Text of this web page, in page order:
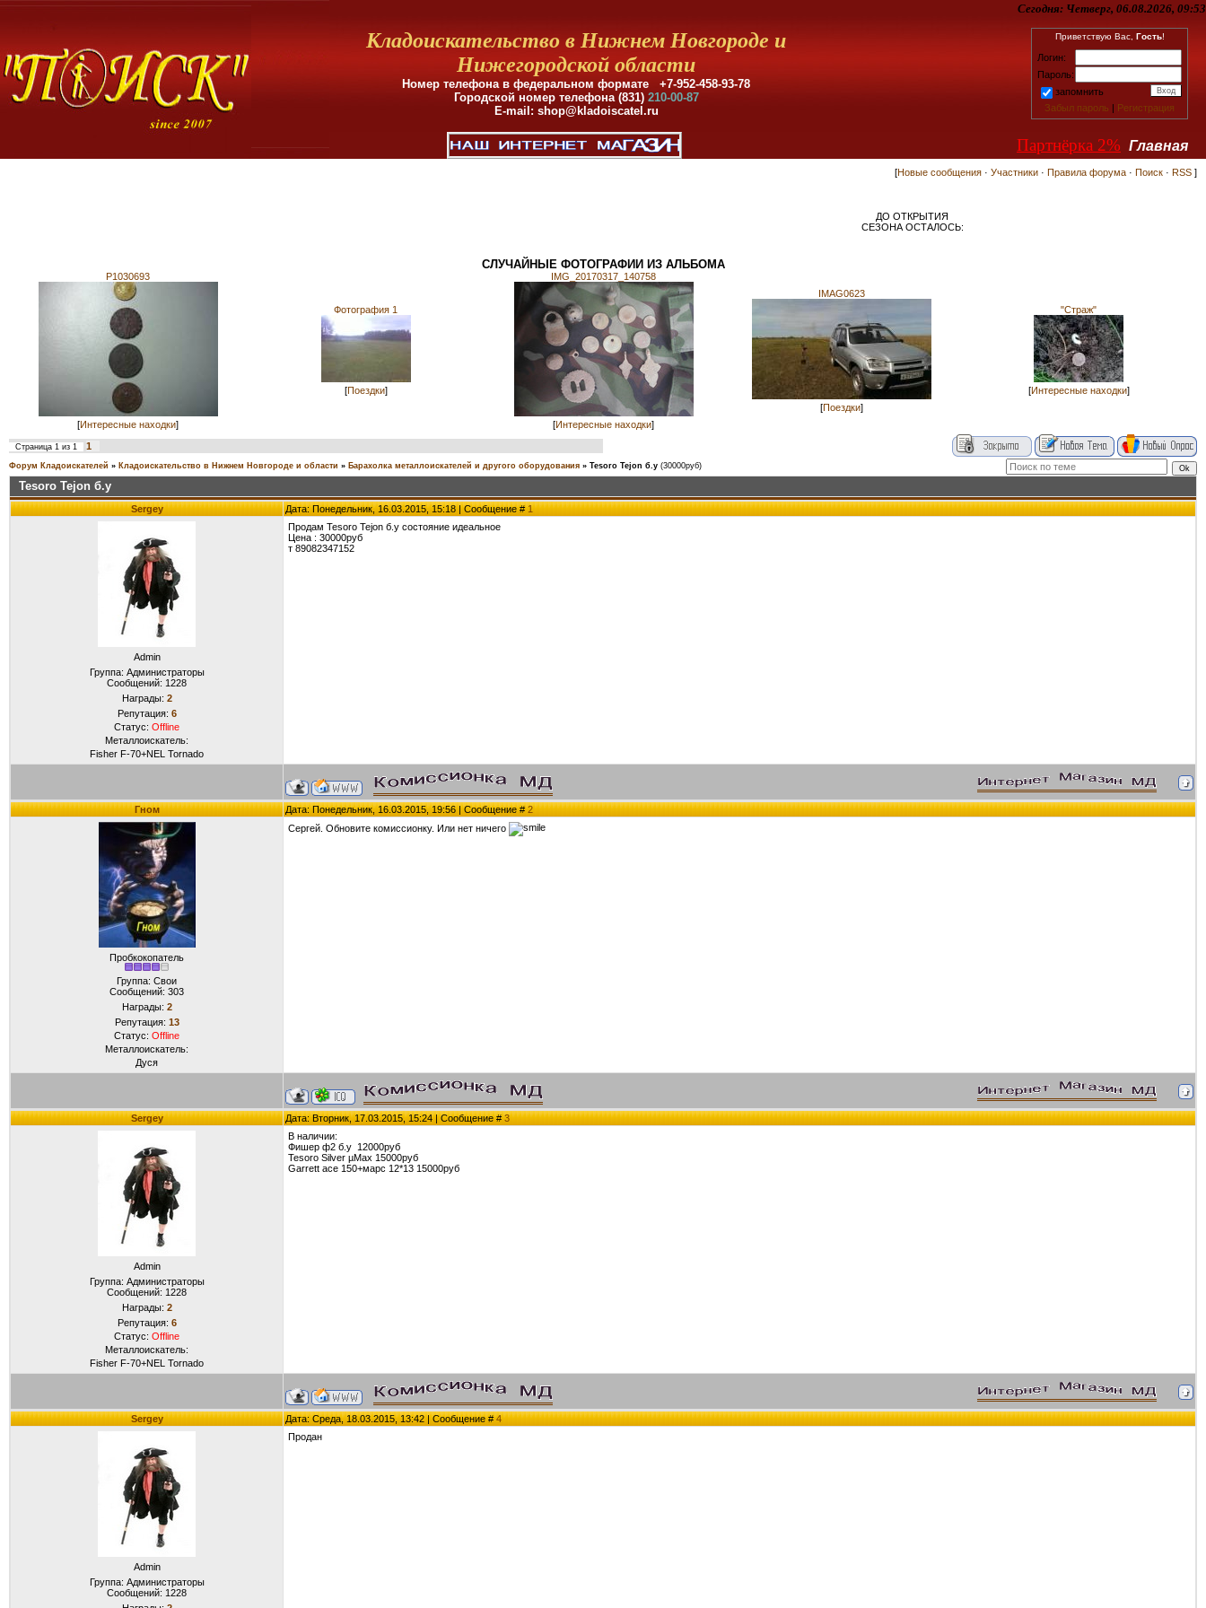
Сегодня: Четверг, 06.08.2026, 09:53
Кладоискательство в Нижнем Новгороде и
Нижегородской области
Номер телефона в федеральном формате +7-952-458-93-78
Городской номер телефона (831) 210-00-87
E-mail: shop@kladoiscatel.ru
Приветствую Вас, Гость!
Логин:
Пароль:
запомнить
Забыл пароль | Регистрация
Партнёрка 2% Главная
[Новые сообщения · Участники · Правила форума · Поиск · RSS ]
ДО ОТКРЫТИЯ
СЕЗОНА ОСТАЛОСЬ:
СЛУЧАЙНЫЕ ФОТОГРАФИИ ИЗ АЛЬБОМА
P1030693
[Интересные находки]
Фотография 1
[Поездки]
IMG_20170317_140758
[Интересные находки]
IMAG0623
[Поездки]
"Страж"
[Интересные находки]
Страница 1 из 1 1
Форум Кладоискателей » Кладоискательство в Нижнем Новгороде и области » Барахолка металлоискателей и другого оборудования » Tesoro Tejon б.у (30000руб)
Tesoro Tejon б.у
Sergey Дата: Понедельник, 16.03.2015, 15:18 | Сообщение #1
Admin
Группа: Администраторы
Сообщений: 1228
Награды: 2
Репутация: 6
Статус: Offline
Металлоискатель:
Fisher F-70+NEL Tornado
Продам Tesoro Tejon б.у состояние идеальное
Цена : 30000руб
т 89082347152
Гном Дата: Понедельник, 16.03.2015, 19:56 | Сообщение #2
Пробкокопатель
Группа: Свои
Сообщений: 303
Награды: 2
Репутация: 13
Статус: Offline
Металлоискатель:
Дуся
Сергей. Обновите комиссионку. Или нет ничего
Sergey Дата: Вторник, 17.03.2015, 15:24 | Сообщение #3
Admin
Группа: Администраторы
Сообщений: 1228
Награды: 2
Репутация: 6
Статус: Offline
Металлоискатель:
Fisher F-70+NEL Tornado
В наличии:
Фишер ф2 б.у 12000руб
Tesoro Silver µMax 15000руб
Garrett ace 150+марс 12*13 15000руб
Sergey Дата: Среда, 18.03.2015, 13:42 | Сообщение #4
Admin
Группа: Администраторы
Сообщений: 1228
Продан